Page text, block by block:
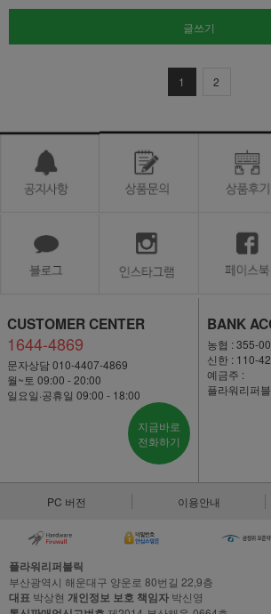
글쓰기
1 2
CUSTOMER CENTER
1644-4869
문자상담 010-4407-4869
월~토 09:00 - 20:00
일요일·공휴일 09:00 - 18:00
지금바로
전화하기
BANK
농협 : 355-
신한 : 110-
예금주 :
플라워리퍼
PC 버전 이용안내
플라워리퍼블릭
부산광역시 해운대구 양운로 80번길 22,9층
대표 박상현 개인정보 보호 책임자 박신영